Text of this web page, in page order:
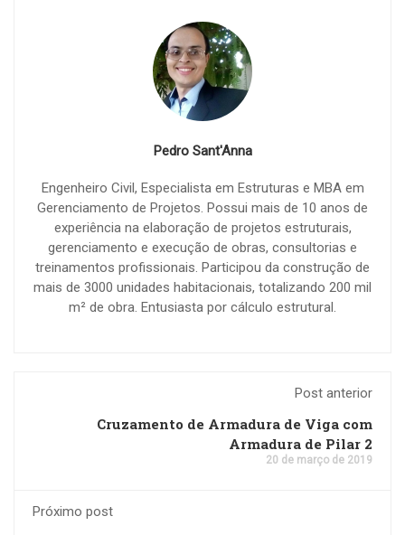
Pedro Sant'Anna
Engenheiro Civil, Especialista em Estruturas e MBA em
Gerenciamento de Projetos. Possui mais de 10 anos de
experiência na elaboração de projetos estruturais,
gerenciamento e execução de obras, consultorias e
treinamentos profissionais. Participou da construção de
mais de 3000 unidades habitacionais, totalizando 200 mil
m² de obra. Entusiasta por cálculo estrutural.
Post anterior
Cruzamento de Armadura de Viga com
Armadura de Pilar 2
20 de março de 2019
Próximo post